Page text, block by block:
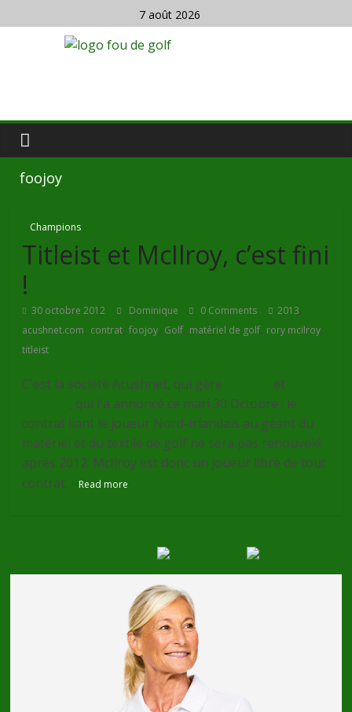
7 août 2026
foojoy
Champions
Titleist et McIlroy, c’est fini
!
30 octobre 2012 Dominique 0 Comments 2013,
acushnet.com, contrat,foojoy, Golf, matériel de golf, rory mcilroy,
titleist
C'est la société Acushnet, qui gère
et
, qui l'a annoncé ce mari 30 Octobre : le
contrat liant le joueur Nord-Irlandais au géant du
matériel et du textile de golf ne sera pas renouvelé
après 2012. McIlroy est donc un joueur libre de tout
contrat.
Read more